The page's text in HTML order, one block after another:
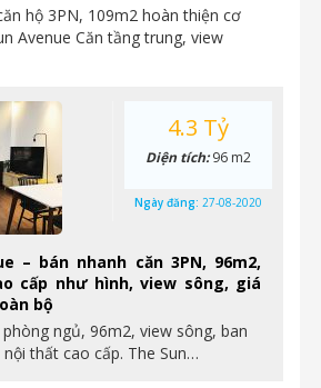
hộ 3PN, 109m2 hoàn thiện cơ
Avenue Căn tầng trung, view
– bán nhanh căn 3PN, 96m2,
cấp như hình, view sông, giá
bộ
ngủ, 96m2, view sông, ban
thất cao cấp. The Sun…
4.3 Tỷ
Diện tích:96 m2
Ngày đăng: 27-08-2020